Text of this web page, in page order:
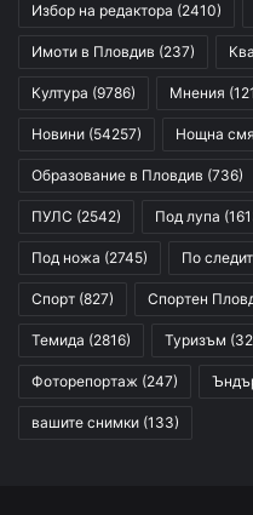
Избор на редактора (2410)
Имоти в Пловдив (237)
Култура (9786) Мнения
Новини (54257) Нощна
Образование в Пловдив (736)
ПУЛС (2542) Под лупа
Под ножа (2745) По
Спорт (827) Спортен
Темида (2816) Туризъм
Фоторепортаж (247)
вашите снимки (133)